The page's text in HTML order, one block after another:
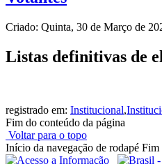
Criado: Quinta, 30 de Março de
Listas definitivas de
registrado em: Institucional,
Fim do conteúdo da página
Voltar para o topo
Início da navegação de rodapé Fim